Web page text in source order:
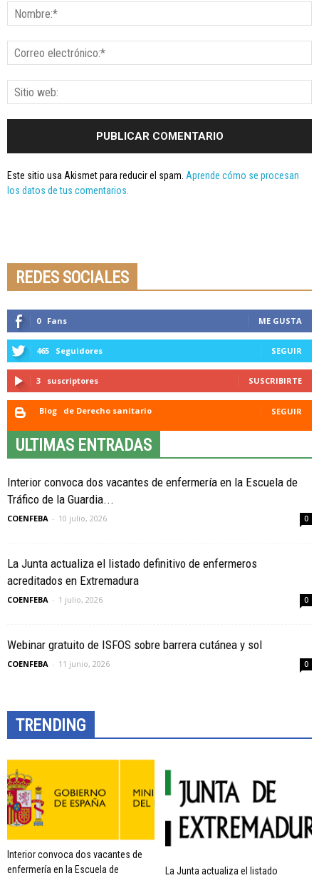
Este sitio usa Akismet para reducir el spam. Aprende cómo se procesan
los datos de tus comentarios.
REDES SOCIALES
0 Fans ME GUSTA
465 Seguidores SEGUIR
3 suscriptores SUSCRIBIRTE
Blog de Derecho sanitario SEGUIR
ULTIMAS ENTRADAS
Interior convoca dos vacantes de enfermería en la Escuela de
Tráfico de la Guardia...
COENFEBA - 10 julio, 2026 0
La Junta actualiza el listado definitivo de enfermeros
acreditados en Extremadura
COENFEBA - 1 julio, 2026 0
Webinar gratuito de ISFOS sobre barrera cutánea y sol
COENFEBA - 11 junio, 2026 0
TRENDING
Interior convoca dos vacantes de
enfermería en la Escuela de
La Junta actualiza el listado